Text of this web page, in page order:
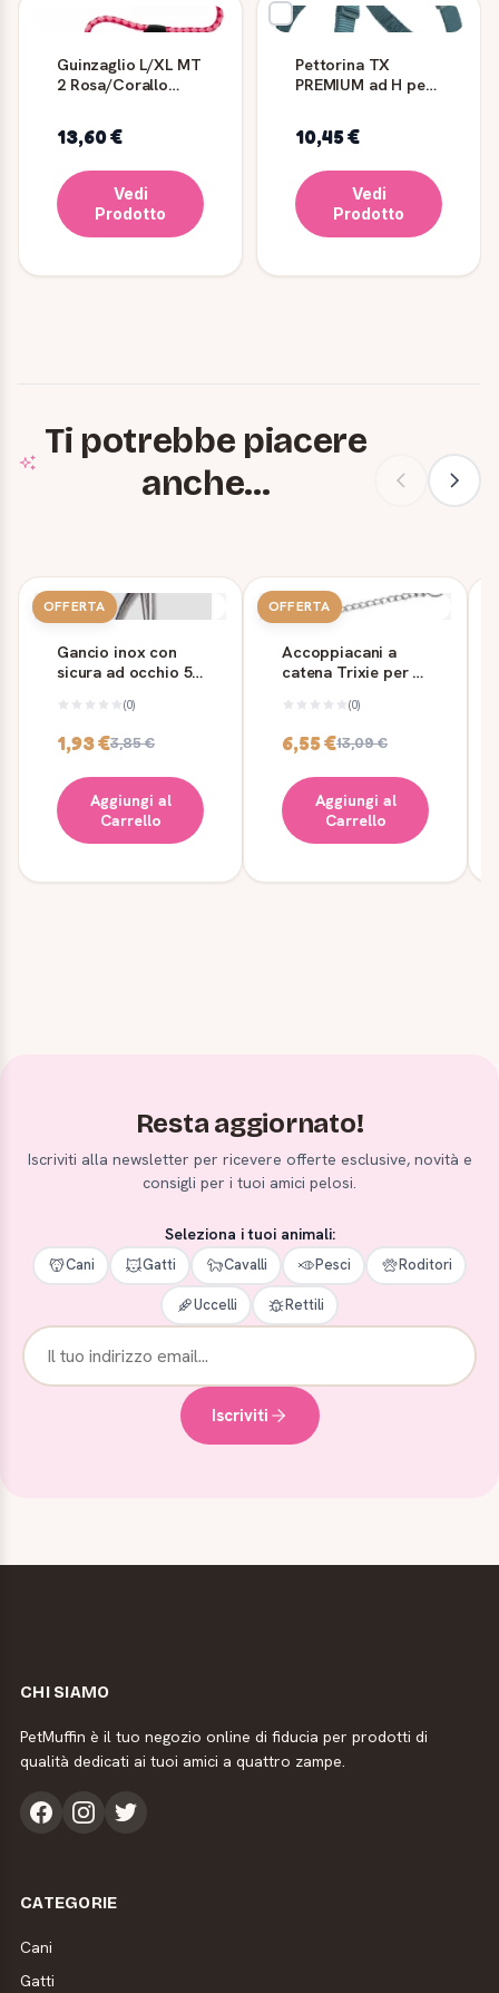
Guinzaglio L/XL MT
2 Rosa/Corallo
13,60 €
Vedi
Prodotto
Pettorina TX
PREMIUM ad H per
cm
10,45 €
Vedi
Prodotto
Ti potrebbe piacere
anche...
OFFERTA
Gancio inox con
sicura ad occhio 50
(0)
1,93 €3,85 €
Aggiungi al
Carrello
OFFERTA
Accoppiacani a
catena Trixie per 2
(0)
6,55 €13,09 €
Aggiungi al
Carrello
Resta aggiornato!
Iscriviti alla newsletter per ricevere offerte esclusive, novità e
consigli per i tuoi amici pelosi.
Seleziona i tuoi animali:
Cani Gatti Cavalli Pesci Roditori
Uccelli Rettili
Iscriviti
CHI SIAMO
PetMuffin è il tuo negozio online di fiducia per prodotti di
qualità dedicati ai tuoi amici a quattro zampe.
CATEGORIE
Cani
Gatti